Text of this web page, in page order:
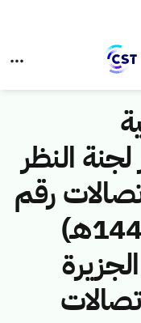
النظر
رقم
(42742392/ق/1442هـ)